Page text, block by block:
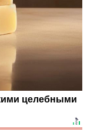
целебными